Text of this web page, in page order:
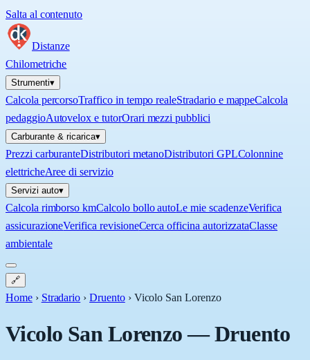
Salta al contenuto
Distanze
Chilometriche
Strumenti▾
Calcola percorsoTraffico in tempo realeStradario e mappeCalcola
pedaggioAutovelox e tutorOrari mezzi pubblici
Carburante & ricarica▾
Prezzi carburanteDistributori metanoDistributori GPLColonnine
elettricheAree di servizio
Servizi auto▾
Calcola rimborso kmCalcolo bollo autoLe mie scadenzeVerifica
assicurazioneVerifica revisioneCerca officina autorizzataClasse
ambientale
🔗
Home › Stradario › Druento › Vicolo San Lorenzo
Vicolo San Lorenzo—Druento